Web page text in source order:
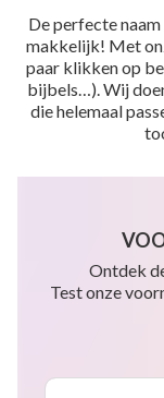
De perfecte
makkelijk! Met
paar klikken op
bijbels…). Wij
die helemaal
Ontdek
Test onze